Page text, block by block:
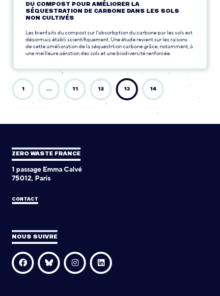
DU COMPOST POUR AMÉLIORER LA
SÉQUESTRATION DE CARBONE DANS LES SOLS
NON CULTIVÉS
Les bienfaits du compost sur l'absorbption du carbone par les sols est
désormais établi scientifiquement. Une étude revient sur les raisons
de cette amélioration de la séquestrtion carbone grâce, notamment, à
une meilleure aération des sols et une biodiversité renforcée.
1 … 11 12 13 14
ZERO WASTE FRANCE
1 passage Emma Calvé
75012, Paris
CONTACT
NOUS SUIVRE